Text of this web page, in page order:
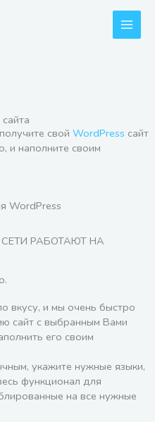
свой WordPress сайт
и наполните своим
РАБОТАЮТ НА
вкусу, и мы очень быстро
сайт с выбранным Вами
его своим
укажите нужные языки,
функционал для
на все нужные